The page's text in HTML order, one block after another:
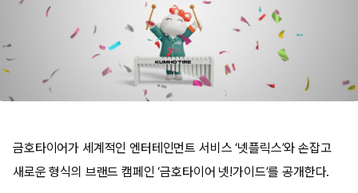
금호타이어가 세계적인 엔터테인먼트 서비스 ‘넷플릭스’와 손잡고
새로운 형식의 브랜드 캠페인 ‘금호타이어 넷!가이드’를 공개한다.